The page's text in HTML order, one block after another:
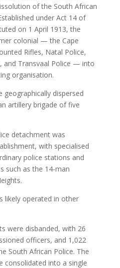
of the South African
under Act 14 of
on 1 April 1913, the
colonial — the Cape
Rifles, Natal Police,
and Transvaal Police — into
organisation.
geographically dispersed
artillery brigade of five
detachment was
with specialised
police stations and
such as the 14‑man
likely operated in other
were disbanded, with 26
officers, and 1,022
South African Police. The
consolidated into a single